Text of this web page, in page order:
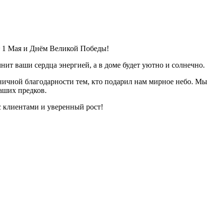
1 Мая и Днём Великой Победы!
ваши сердца энергией, а в доме будет уютно и солнечно.
благодарности тем, кто подарил нам мирное небо. Мы
предков.
и уверенный рост!